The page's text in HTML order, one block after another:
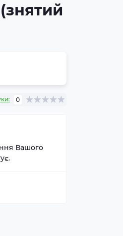
0
Вашого